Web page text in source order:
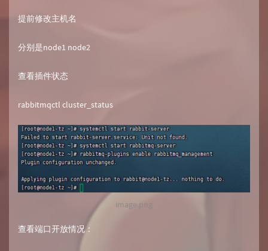
提前修改主机名
分别是node1 node2
查看插件状态
rabbitmqctl cluster_status
image.png
查看端口开放情况：